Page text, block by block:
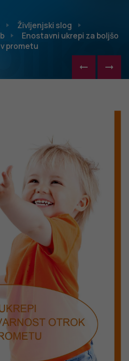
Življenjski slog
Enostavni ukrepi za boljšo
prometu